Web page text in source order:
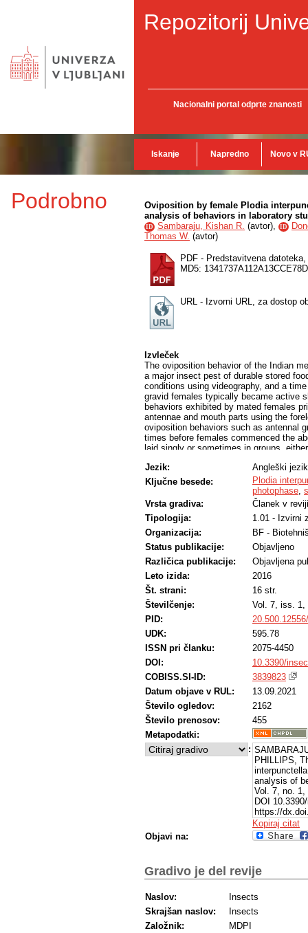
Repozitorij
Nacionalni portal odprte znanosti
Iskanje Napredno Novo v
Podrobno
Oviposition by female Plodia
analysis of behaviors in laboratory
ID Sambaraju, Kishan R. (avtor), ID
Thomas W. (avtor)
PDF - Predstavitvena datoteka,
MD5:
URL - Izvorni URL, za dostop
Izvleček
The oviposition behavior of the Indian
a major insect pest of durable stored
conditions using videography, and a
gravid females typically became active
behaviors exhibited by mated females
antennae and mouth parts using the
oviposition behaviors such as antennal
times before females commenced the
laid singly or sometimes in groups,
Females allocated only a small portion
away from food. Females oviposited on
first four hours of the scotophase.
Jezik:
Angleški jezik
Ključne besede:
Plodia
photophase,
Vrsta gradiva:
Članek v reviji
Tipologija:
1.01 - Izvirni
Organizacija:
BF -
Status publikacije:
Objavljeno
Različica publikacije:
Objavljena
Leto izida:
2016
Št. strani:
16 str.
Številčenje:
Vol. 7, iss. 1,
PID:
UDK:
595.78
ISSN pri članku:
2075-4450
DOI:
10.3390/
COBISS.SI-ID:
3839823
Datum objave v RUL:
13.09.2021
Število ogledov:
2162
Število prenosov:
455
Metapodatki:
:
PHILLIPS,
analysis of
Vol. 7, no.
DOI
https://
Kopiraj citat
Objavi na:
Gradivo je del revije
Naslov:
Insects
Skrajšan naslov:
Insects
Založnik:
MDPI